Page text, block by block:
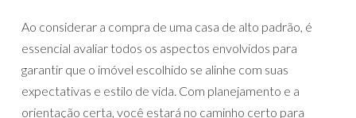
Ao considerar a compra de uma casa de alto padrão, é
essencial avaliar todos os aspectos envolvidos para
garantir que o imóvel escolhido se alinhe com suas
expectativas e estilo de vida. Com planejamento e a
orientação certa, você estará no caminho certo para